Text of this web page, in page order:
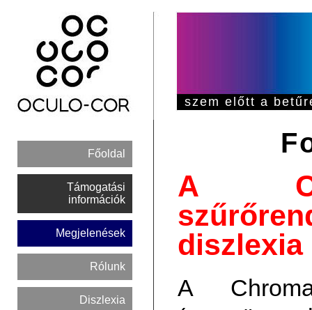
szem előtt a
Főoldal
Támogatási
információk
Megjelenések
Rólunk
Diszlexia
A
A